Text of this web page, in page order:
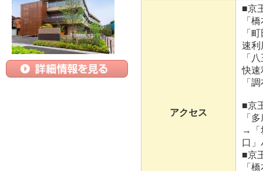
アクセス
■京
「
「
速利
「
快速
「
■京
「
→「
口
■京
「